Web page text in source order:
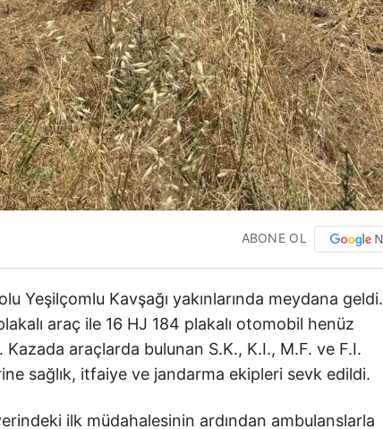
ABONE OL
Yeşilçomlu Kavşağı yakınlarında meydana geldi.
araç ile 16 HJ 184 plakalı otomobil henüz
Kazada araçlarda bulunan S.K., K.I., M.F. ve F.I.
sağlık, itfaiye ve jandarma ekipleri sevk edildi.
ilk müdahalesinin ardından ambulanslarla